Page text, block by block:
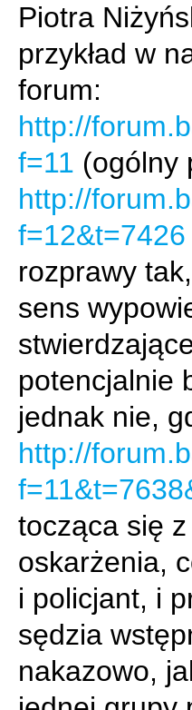
Piotra
przykład w
forum:
http://
f=11 (ogólny
http://
f=12&t=7426
rozprawy
sens
potencjalnie
jednak nie,
http://
tocząca się
oskarżenia,
i policjant, i
sędzia
nakazowo,